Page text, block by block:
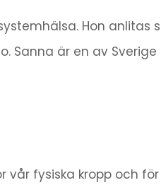
Hon anlitas
är en av
fysiska kropp och